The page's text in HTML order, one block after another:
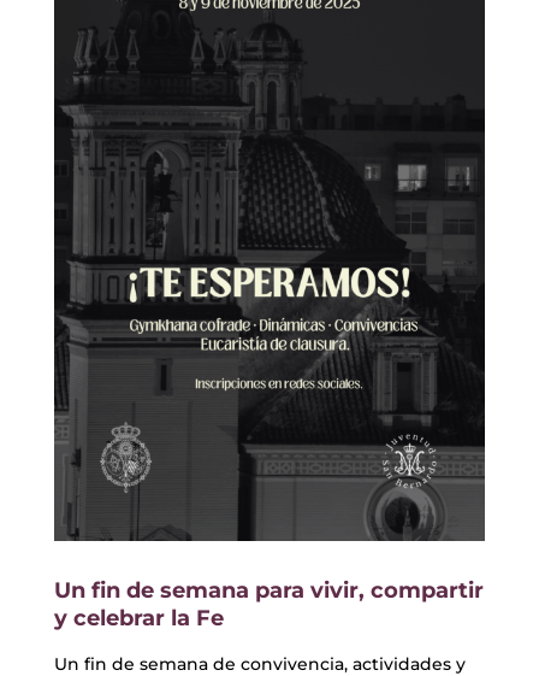
Un fin de semana para vivir, compartir
y celebrar la Fe
Un fin de semana de convivencia, actividades y